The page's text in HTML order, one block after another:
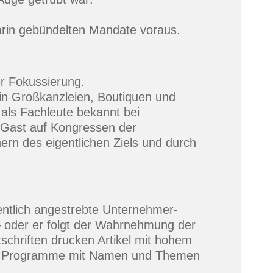
gebündelten Mandate voraus.
Fokussierung.
Großkanzleien, Boutiquen und
Fachleute bekannt bei
auf Kongressen der
des eigentlichen Ziels und durch
angestrebte Unternehmer-
er folgt der Wahrnehmung der
drucken Artikel mit hohem
mit Namen und Themen